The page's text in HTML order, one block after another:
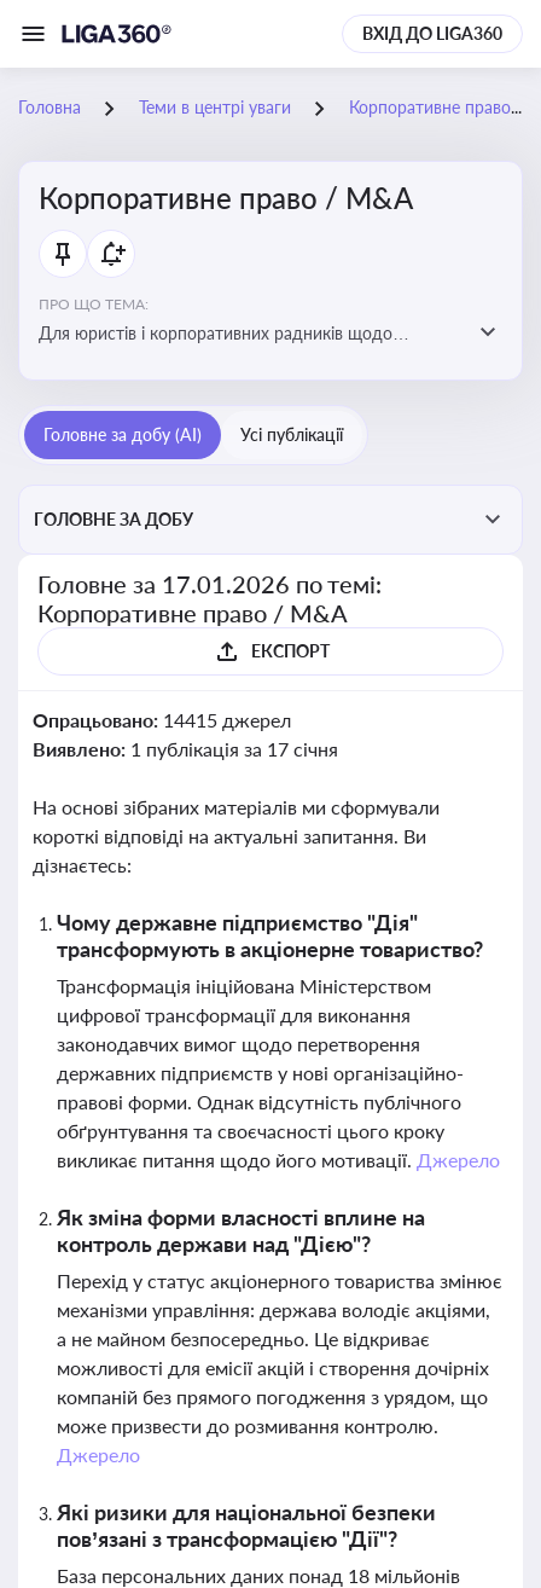
ВХІД ДО LIGA360
Головна Теми в центрі уваги Корпоративне право / M&A
Корпоративне право / M&A
ПРО ЩО ТЕМА:
Для юристів і корпоративних радників щодо
обов’язків мажоритарних і міноритарних акціонерів,
впливу змін у правовому полі на корпоративне
Головне за добу (AI) Усі публікації
ГОЛОВНЕ ЗА ДОБУ
Головне за 17.01.2026 по темі:
Корпоративне право / M&A
ЕКСПОРТ
Опрацьовано: 14415 джерел
Виявлено: 1 публікація за 17 січня
На основі зібраних матеріалів ми сформували
короткі відповіді на актуальні запитання. Ви
дізнаєтесь:
Чому державне підприємство "Дія"
трансформують в акціонерне товариство?
Трансформація ініційована Міністерством
цифрової трансформації для виконання
законодавчих вимог щодо перетворення
державних підприємств у нові організаційно-
правові форми. Однак відсутність публічного
обґрунтування та своєчасності цього кроку
викликає питання щодо його мотивації. Джерело
Як зміна форми власності вплине на
контроль держави над "Дією"?
Перехід у статус акціонерного товариства змінює
механізми управління: держава володіє акціями,
а не майном безпосередньо. Це відкриває
можливості для емісії акцій і створення дочірніх
компаній без прямого погодження з урядом, що
може призвести до розмивання контролю.
Джерело
Які ризики для національної безпеки
пов’язані з трансформацією "Дії"?
База персональних даних понад 18 мільйонів